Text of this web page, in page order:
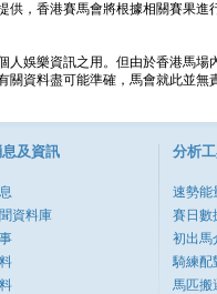
供，香港賽馬會將根據相關賽果進
人娛樂資訊之用。但由於香港馬
關資料盡可能準確，馬會就此並
及資訊
資料庫
分析
速勢能
賽日數
初出馬
騎練配
馬匹搬